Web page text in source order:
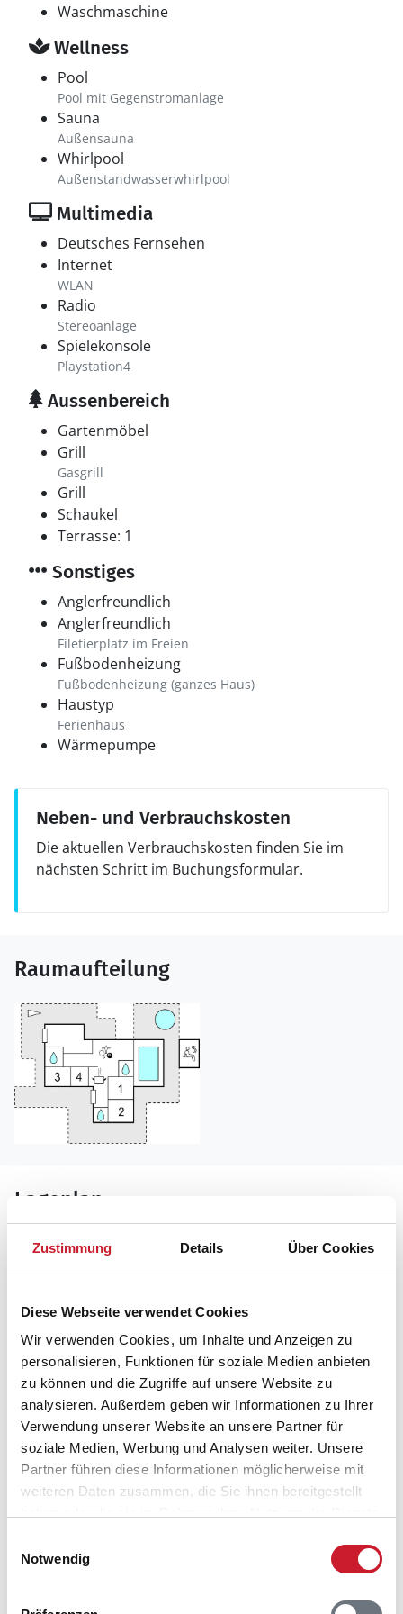
Zustimmung Details Über Cookies
Diese Webseite verwendet Cookies
Wir verwenden Cookies, um Inhalte und Anzeigen zu
personalisieren, Funktionen für soziale Medien anbieten
zu können und die Zugriffe auf unsere Website zu
analysieren. Außerdem geben wir Informationen zu Ihrer
Verwendung unserer Website an unsere Partner für
soziale Medien, Werbung und Analysen weiter. Unsere
Partner führen diese Informationen möglicherweise mit
weiteren Daten zusammen, die Sie ihnen bereitgestellt
Notwendig
Waschmaschine
Wellness
Pool
Pool mit Gegenstromanlage
Sauna
Außensauna
Whirlpool
Außenstandwasserwhirlpool
Multimedia
Deutsches Fernsehen
Internet
WLAN
Radio
Stereoanlage
Spielekonsole
Playstation4
Aussenbereich
Gartenmöbel
Grill
Gasgrill
Grill
Schaukel
Terrasse: 1
Sonstiges
Anglerfreundlich
Anglerfreundlich
Filetierplatz im Freien
Fußbodenheizung
Fußbodenheizung (ganzes Haus)
Haustyp
Ferienhaus
Wärmepumpe
Neben- und Verbrauchskosten
Die aktuellen Verbrauchskosten finden Sie im
nächsten Schritt im Buchungsformular.
Raumaufteilung
Lageplan
Adresse
6960 Hvide Sande